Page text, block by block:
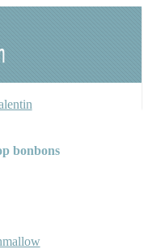
bonbons